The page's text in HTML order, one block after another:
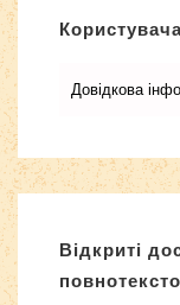
Довідкова
Відкриті